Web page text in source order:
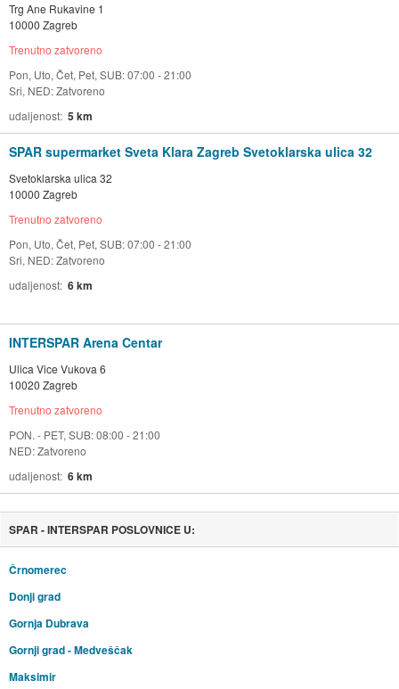
Trg Ane Rukavine 1
10000 Zagreb
Trenutno zatvoreno
Pon, Uto, Čet, Pet, SUB: 07:00 - 21:00
Sri, NED: Zatvoreno
udaljenost 5 km
SPAR supermarket Sveta Klara Zagreb Svetoklarska ulica 32
Svetoklarska ulica 32
10000 Zagreb
Trenutno zatvoreno
Pon, Uto, Čet, Pet, SUB: 07:00 - 21:00
Sri, NED: Zatvoreno
udaljenost 6 km
INTERSPAR Arena Centar
Ulica Vice Vukova 6
10020 Zagreb
Trenutno zatvoreno
PON. - PET, SUB: 08:00 - 21:00
NED: Zatvoreno
udaljenost 6 km
SPAR - INTERSPAR POSLOVNICE U:
Črnomerec
Donji grad
Gornja Dubrava
Gornji grad - Medveščak
Maksimir